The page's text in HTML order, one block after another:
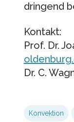
dringend
Kontakt:
Prof. Dr.
Dr. C.
Konvektion